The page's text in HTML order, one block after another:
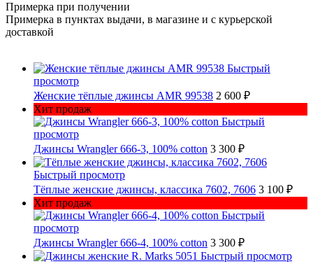
Примерка при получении
Примерка в пунктах выдачи, в магазине и с курьерской
доставкой
Быстрый
просмотр
Женские тёплые джинсы AMR 99538 2 600 ₽
Хит продаж
Быстрый
просмотр
Джинсы Wrangler 666-3, 100% cotton 3 300 ₽
Быстрый просмотр
Тёплые женские джинсы, классика 7602, 7606 3 100 ₽
Хит продаж
Быстрый
просмотр
Джинсы Wrangler 666-4, 100% cotton 3 300 ₽
Быстрый просмотр